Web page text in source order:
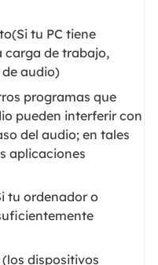
tu PC tiene
carga de trabajo,
audio)
programas que
pueden interferir con
del audio; en tales
aplicaciones
tu ordenador o
dispositivos